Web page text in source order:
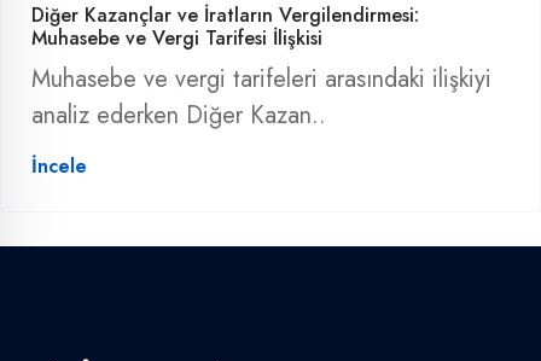
Diğer Kazançlar ve İratların Vergilendirmesi:
Muhasebe ve Vergi Tarifesi İlişkisi
Muhasebe ve vergi tarifeleri arasındaki ilişkiyi
analiz ederken Diğer Kazan..
İncele